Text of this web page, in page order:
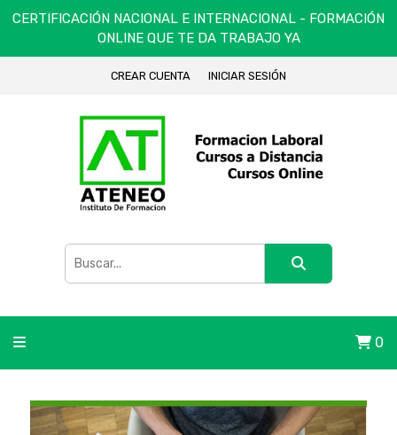
CERTIFICACIÓN NACIONAL E INTERNACIONAL - FORMACIÓN
ONLINE QUE TE DA TRABAJO YA
CREAR CUENTA INICIAR SESIÓN
0